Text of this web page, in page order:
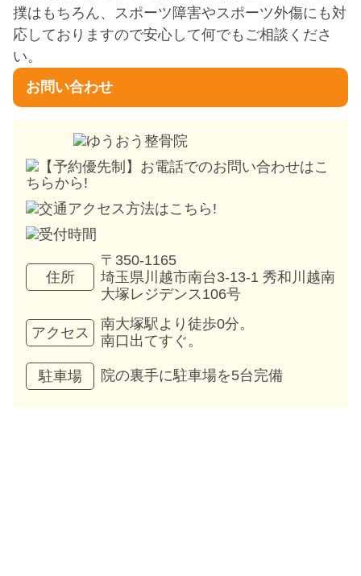
撲はもちろん、スポーツ障害やスポーツ外傷にも対
応しておりますので安心して何でもご相談くださ
い。
お問い合わせ
住所
〒350-1165
埼玉県川越市南台3-13-1 秀和川越南
大塚レジデンス106号
アクセス
南大塚駅より徒歩0分。
南口出てすぐ。
駐車場 院の裏手に駐車場を5台完備